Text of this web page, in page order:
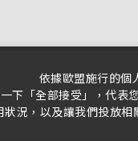
依據歐盟施行的個
下「全部接受」，代表
狀況，以及讓我們投放